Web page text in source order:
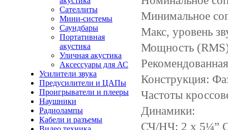
Сателлиты
Мини-системы
Саундбары
Портативная
акустика
Уличная акустика
Аксессуары для АС
Усилители звука
Предусилители и ЦАПы
Проигрыватели и плееры
Наушники
Радиолампы
Кабели и разъемы
Минимальное
Макс, уровень
Мощность
Конструкция:
Частоты
Динамики:
СЧ/НЧ: 2 x 5¼”